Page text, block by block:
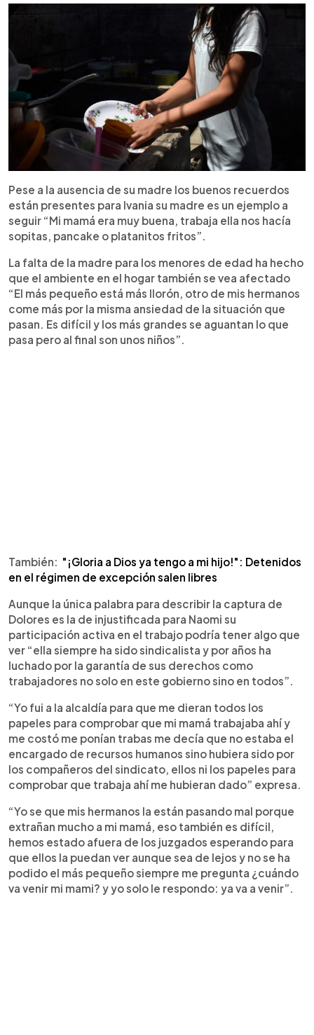
Pese a la ausencia de su madre los buenos recuerdos
están presentes para Ivania su madre es un ejemplo a
seguir “Mi mamá era muy buena, trabaja ella nos hacía
sopitas, pancake o platanitos fritos”.
La falta de la madre para los menores de edad ha hecho
que el ambiente en el hogar también se vea afectado
“El más pequeño está más llorón, otro de mis hermanos
come más por la misma ansiedad de la situación que
pasan. Es difícil y los más grandes se aguantan lo que
pasa pero al final son unos niños”.
También: "¡Gloria a Dios ya tengo a mi hijo!": Detenidos
en el régimen de excepción salen libres
Aunque la única palabra para describir la captura de
Dolores es la de injustificada para Naomi su
participación activa en el trabajo podría tener algo que
ver “ella siempre ha sido sindicalista y por años ha
luchado por la garantía de sus derechos como
trabajadores no solo en este gobierno sino en todos”.
“Yo fui a la alcaldía para que me dieran todos los
papeles para comprobar que mi mamá trabajaba ahí y
me costó me ponían trabas me decía que no estaba el
encargado de recursos humanos sino hubiera sido por
los compañeros del sindicato, ellos ni los papeles para
comprobar que trabaja ahí me hubieran dado” expresa.
“Yo se que mis hermanos la están pasando mal porque
extrañan mucho a mi mamá, eso también es difícil,
hemos estado afuera de los juzgados esperando para
que ellos la puedan ver aunque sea de lejos y no se ha
podido el más pequeño siempre me pregunta ¿cuándo
va venir mi mami? y yo solo le respondo: ya va a venir”.